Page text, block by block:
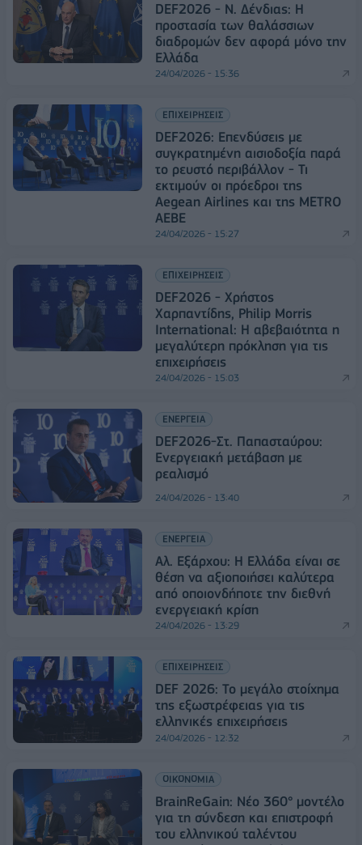
DEF2026 - Ν. Δένδιας: Η
προστασία των θαλάσσιων
διαδρομών δεν αφορά μόνο την
Ελλάδα
24/04/2026 - 15:36
ΕΠΙΧΕΙΡΗΣΕΙΣ
DEF2026: Επενδύσεις με
συγκρατημένη αισιοδοξία παρά
το ρευστό περιβάλλον - Τι
εκτιμούν οι πρόεδροι της
Aegean Airlines και της METRO
ΑΕΒΕ
24/04/2026 - 15:27
ΕΠΙΧΕΙΡΗΣΕΙΣ
DEF2026 - Χρήστος
Χαρπαντίδης, Philip Morris
International: Η αβεβαιότητα η
μεγαλύτερη πρόκληση για τις
επιχειρήσεις
24/04/2026 - 15:03
ΕΝΕΡΓΕΙΑ
DEF2026-Στ. Παπασταύρου:
Ενεργειακή μετάβαση με
ρεαλισμό
24/04/2026 - 13:40
ΕΝΕΡΓΕΙΑ
Αλ. Εξάρχου: Η Ελλάδα είναι σε
θέση να αξιοποιήσει καλύτερα
από οποιονδήποτε την διεθνή
ενεργειακή κρίση
24/04/2026 - 13:29
ΕΠΙΧΕΙΡΗΣΕΙΣ
DEF 2026: Το μεγάλο στοίχημα
της εξωστρέφειας για τις
ελληνικές επιχειρήσεις
24/04/2026 - 12:32
ΟΙΚΟΝΟΜΙΑ
BrainReGain: Νέο 360° μοντέλο
για τη σύνδεση και επιστροφή
του ελληνικού ταλέντου